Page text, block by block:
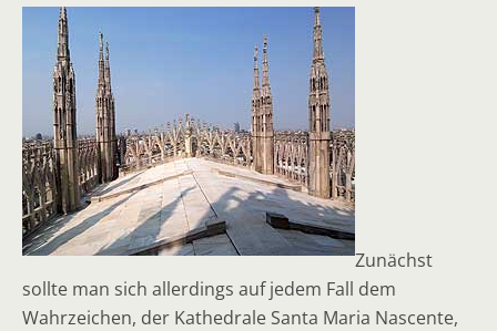
Zunächst
sollte man sich allerdings auf jedem Fall dem
Wahrzeichen, der Kathedrale Santa Maria Nascente,